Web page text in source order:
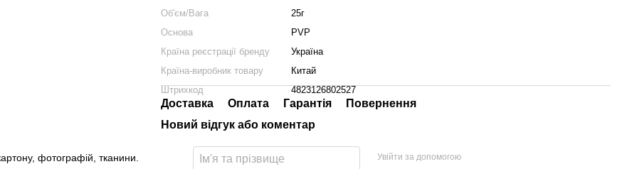
фотографій, тканини.
Об'єм/Вага
25г
Основа
PVP
Країна реєстрації бренду
Україна
Країна-виробник товару
Китай
Штрихкод
4823126802527
Доставка Оплата Гарантія
Повернення
Новий відгук або коментар
Увійти за допомогою